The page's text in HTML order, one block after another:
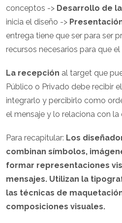
conceptos -> Desarrollo de
inicia el diseño ->
entrega tiene que ser para ser
recursos necesarios para que
La recepción al target que
Público o Privado debe recibir
integrarlo y percibirlo como
el mensaje y lo relaciona con
Para recapitular: Los
combinan símbolos,
formar representaciones
mensajes. Utilizan la
las técnicas de
composiciones visuales.